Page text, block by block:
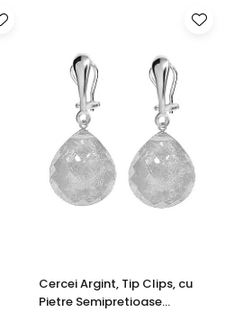
Cercei Argint, Tip Clips, cu
Pietre Semipretioase